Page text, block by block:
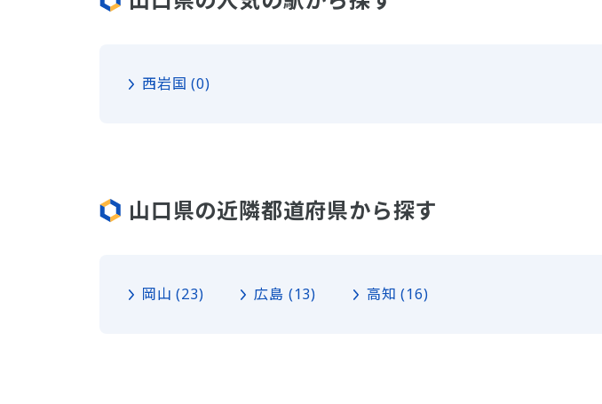
西岩国 (0)
山口県の近隣都道府県から探す
岡山 (23) 広島 (13) 高知 (16)